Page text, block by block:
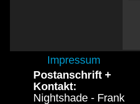
Impressum
Postanschrift +
Kontakt:
Nightshade - Frank